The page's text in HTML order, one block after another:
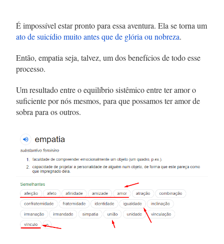
É impossível estar pronto para essa aventura. Ela se torna um
ato de suicídio muito antes que de glória ou nobreza.
Então, empatia seja, talvez, um dos benefícios de todo esse
processo.
Um resultado entre o equilíbrio sistêmico entre ter amor o
suficiente por nós mesmos, para que possamos ter amor de
sobra para os outros.